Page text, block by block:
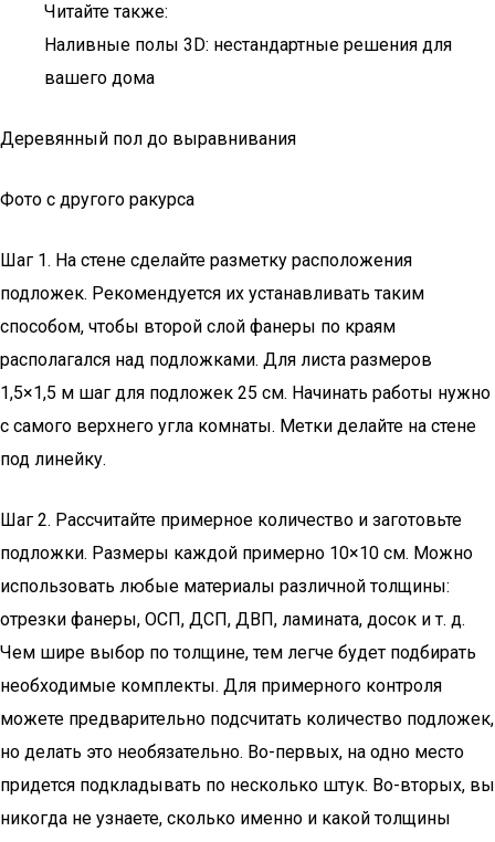
Читайте также:
Наливные полы 3D: нестандартные решения для
вашего дома
Деревянный пол до выравнивания
Фото с другого ракурса
Шаг 1. На стене сделайте разметку расположения
подложек. Рекомендуется их устанавливать таким
способом, чтобы второй слой фанеры по краям
располагался над подложками. Для листа размеров
1,5×1,5 м шаг для подложек 25 см. Начинать работы нужно
с самого верхнего угла комнаты. Метки делайте на стене
под линейку.
Шаг 2. Рассчитайте примерное количество и заготовьте
подложки. Размеры каждой примерно 10×10 см. Можно
использовать любые материалы различной толщины:
отрезки фанеры, ОСП, ДСП, ДВП, ламината, досок и т. д.
Чем шире выбор по толщине, тем легче будет подбирать
необходимые комплекты. Для примерного контроля
можете предварительно подсчитать количество подложек,
но делать это необязательно. Во-первых, на одно место
придется подкладывать по несколько штук. Во-вторых, вы
никогда не узнаете, сколько именно и какой толщины